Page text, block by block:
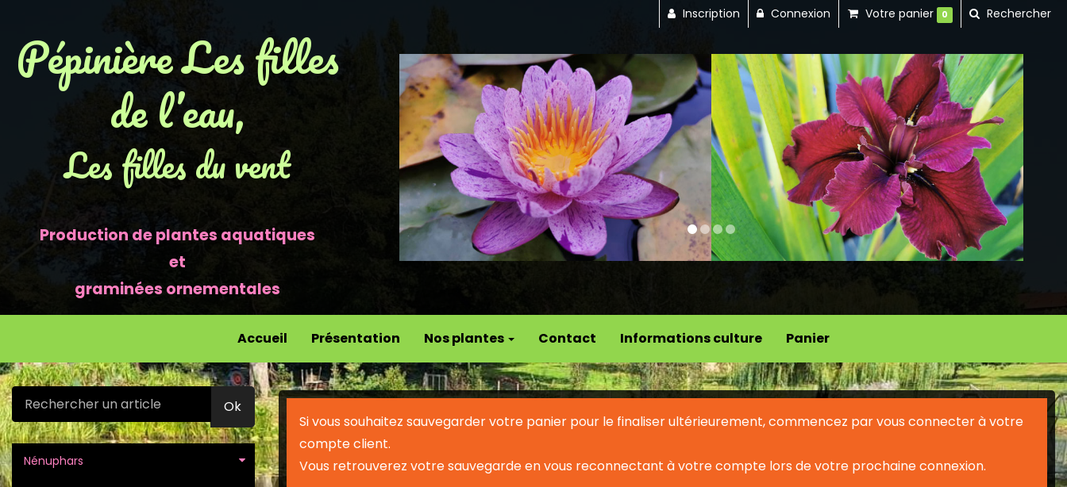
Pépinière Les filles
de l’eau,
Les filles du vent
Production de plantes aquatiques
et
graminées ornementales
Previous Next
Accueil Présentation Nos plantes Contact Informations culture Panier
Si vous souhaitez sauvegarder votre panier pour le finaliser ultérieurement, commencez par vous connecter à votre
compte client.
Vous retrouverez votre sauvegarde en vous reconnectant à votre compte lors de votre prochaine connexion.
Ok
Nénuphars
Inscription Connexion Votre panier 0 Rechercher